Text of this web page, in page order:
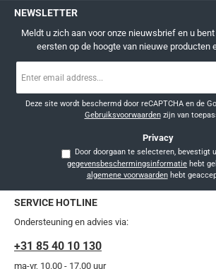
NEWSLETTER
Meldt u zich aan voor onze nieuwsbrief en u
eersten op de hoogte van nieuwe producten
mailadres
Deze site wordt beschermd door reCAPTCHA en de
Gebruiksvoorwaardenzijn van
Privacy
gegevensbeschermingsinformatie
algemene voorwaardenhebt
SERVICE HOTLINE
Ondersteuning en advies via:
+31 85 40 10 130
ma-vr, 10.00 - 17.00 uur